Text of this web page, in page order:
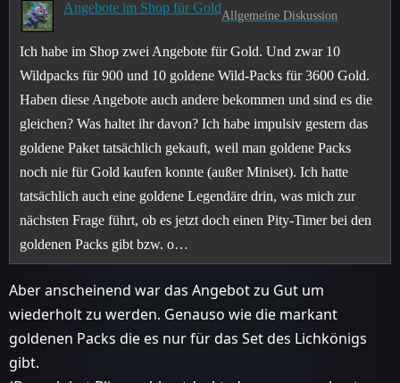
Angebote im Shop für Gold
Allgemeine Diskussion
Ich habe im Shop zwei Angebote für Gold. Und zwar 10
Wildpacks für 900 und 10 goldene Wild-Packs für 3600 Gold.
Haben diese Angebote auch andere bekommen und sind es die
gleichen? Was haltet ihr davon? Ich habe impulsiv gestern das
goldene Paket tatsächlich gekauft, weil man goldene Packs
noch nie für Gold kaufen konnte (außer Miniset). Ich hatte
tatsächlich auch eine goldene Legendäre drin, was mich zur
nächsten Frage führt, ob es jetzt doch einen Pity-Timer bei den
goldenen Packs gibt bzw. o…
Aber anscheinend war das Angebot zu Gut um
wiederholt zu werden. Genauso wie die markant
goldenen Packs die es nur für das Set des Lichkönigs
gibt.